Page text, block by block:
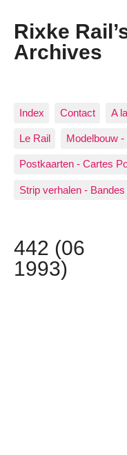
Rixke
Archives
Index Contact A
Le Rail Modelbouw
Postkaarten - Cartes
Strip verhalen -
442 (06
1993)